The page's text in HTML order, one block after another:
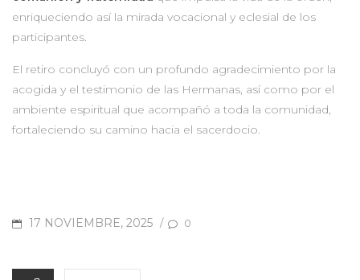
enriqueciendo así la mirada vocacional y eclesial de los
participantes.
El retiro concluyó con un profundo agradecimiento por la
acogida y el testimonio de las Hermanas, así como por el
ambiente espiritual que acompañó a toda la comunidad,
fortaleciendo su camino hacia el sacerdocio.
POSTED
17 NOVIEMBRE, 2025 / 0